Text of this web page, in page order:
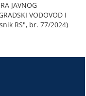
JAVNOG
VODOVOD I
RS", br. 77/2024)